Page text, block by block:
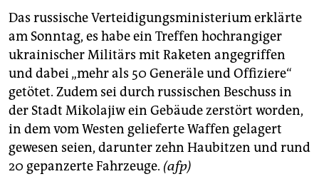
Das russische Verteidigungsministerium erklärte
am Sonntag, es habe ein Treffen hochrangiger
ukrainischer Militärs mit Raketen angegriffen
und dabei „mehr als 50 Generäle und Offiziere“
getötet. Zudem sei durch russischen Beschuss in
der Stadt Mikolajiw ein Gebäude zerstört worden,
in dem vom Westen gelieferte Waffen gelagert
gewesen seien, darunter zehn Haubitzen und rund
20 gepanzerte Fahrzeuge. (afp)